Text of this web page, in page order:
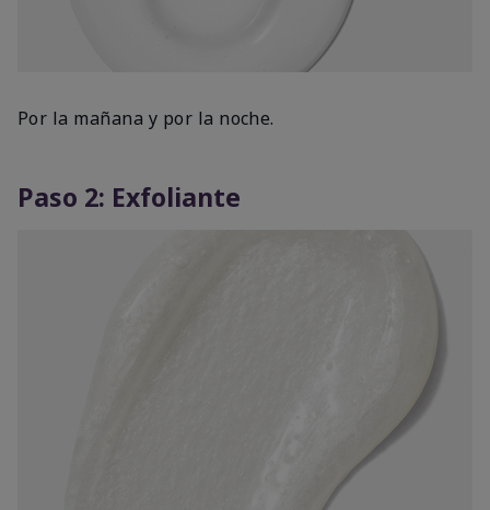
Por la mañana y por la noche.
Paso 2: Exfoliante